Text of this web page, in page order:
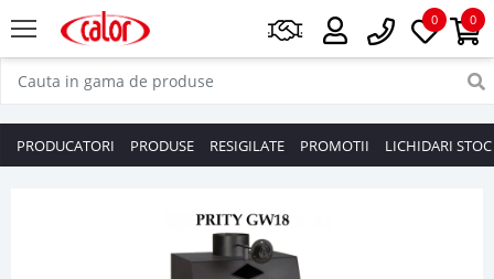
0
0
PRODUCATORI PRODUSE RESIGILATE PROMOTII LICHIDARI STOC